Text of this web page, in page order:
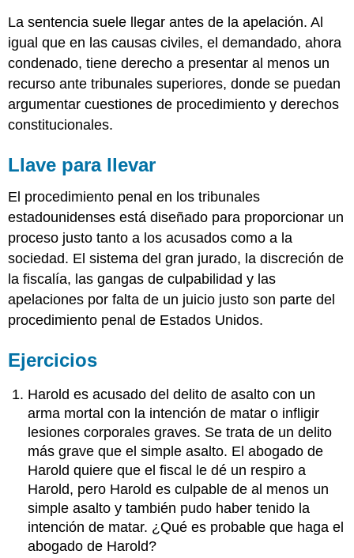
La sentencia suele llegar antes de la apelación. Al
igual que en las causas civiles, el demandado, ahora
condenado, tiene derecho a presentar al menos un
recurso ante tribunales superiores, donde se puedan
argumentar cuestiones de procedimiento y derechos
constitucionales.
Llave para llevar
El procedimiento penal en los tribunales
estadounidenses está diseñado para proporcionar un
proceso justo tanto a los acusados como a la
sociedad. El sistema del gran jurado, la discreción de
la fiscalía, las gangas de culpabilidad y las
apelaciones por falta de un juicio justo son parte del
procedimiento penal de Estados Unidos.
Ejercicios
Harold es acusado del delito de asalto con un
arma mortal con la intención de matar o infligir
lesiones corporales graves. Se trata de un delito
más grave que el simple asalto. El abogado de
Harold quiere que el fiscal le dé un respiro a
Harold, pero Harold es culpable de al menos un
simple asalto y también pudo haber tenido la
intención de matar. ¿Qué es probable que haga el
abogado de Harold?